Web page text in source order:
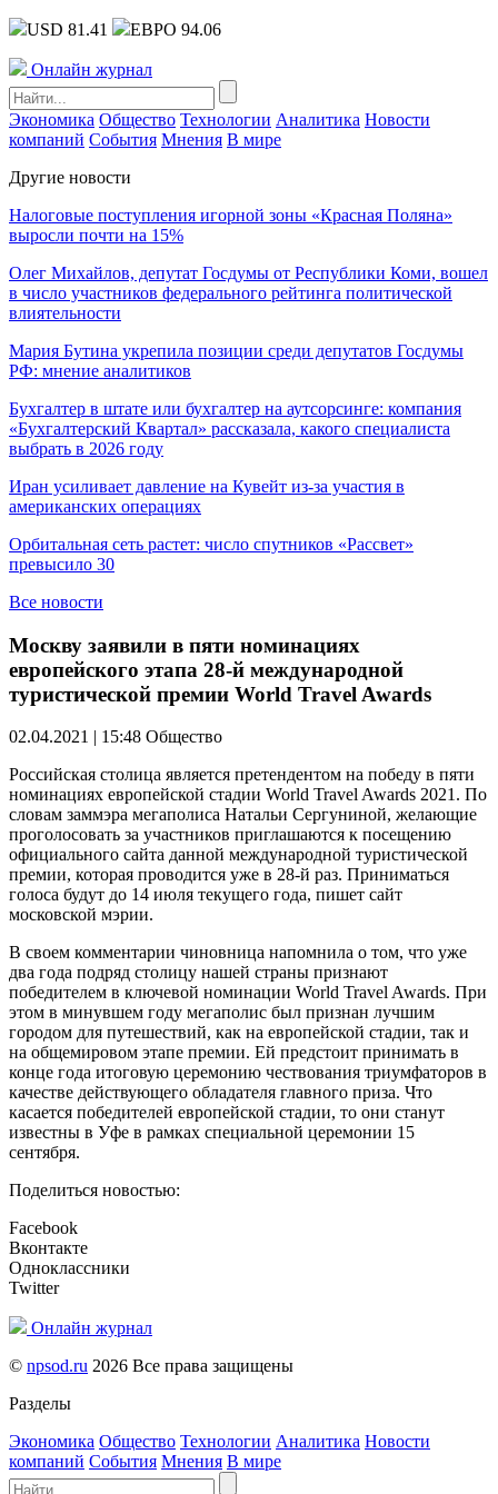
USD 81.41 ЕВРО 94.06
Онлайн журнал
Экономика Общество Технологии Аналитика Новости
компаний События Мнения В мире
Другие новости
Налоговые поступления игорной зоны «Красная Поляна»
выросли почти на 15%
Олег Михайлов, депутат Госдумы от Республики Коми, вошел
в число участников федерального рейтинга политической
влиятельности
Мария Бутина укрепила позиции среди депутатов Госдумы
РФ: мнение аналитиков
Бухгалтер в штате или бухгалтер на аутсорсинге: компания
«Бухгалтерский Квартал» рассказала, какого специалиста
выбрать в 2026 году
Иран усиливает давление на Кувейт из-за участия в
американских операциях
Орбитальная сеть растет: число спутников «Рассвет»
превысило 30
Все новости
Москву заявили в пяти номинациях
европейского этапа 28-й международной
туристической премии World Travel Awards
02.04.2021 | 15:48 Общество
Российская столица является претендентом на победу в пяти
номинациях европейской стадии World Travel Awards 2021. По
словам заммэра мегаполиса Натальи Сергуниной, желающие
проголосовать за участников приглашаются к посещению
официального сайта данной международной туристической
премии, которая проводится уже в 28-й раз. Приниматься
голоса будут до 14 июля текущего года, пишет сайт
московской мэрии.
В своем комментарии чиновница напомнила о том, что уже
два года подряд столицу нашей страны признают
победителем в ключевой номинации World Travel Awards. При
этом в минувшем году мегаполис был признан лучшим
городом для путешествий, как на европейской стадии, так и
на общемировом этапе премии. Ей предстоит принимать в
конце года итоговую церемонию чествования триумфаторов в
качестве действующего обладателя главного приза. Что
касается победителей европейской стадии, то они станут
известны в Уфе в рамках специальной церемонии 15
сентября.
Поделиться новостью:
Facebook
Вконтакте
Одноклассники
Twitter
Онлайн журнал
© npsod.ru 2026 Все права защищены
Разделы
Экономика Общество Технологии Аналитика Новости
компаний События Мнения В мире